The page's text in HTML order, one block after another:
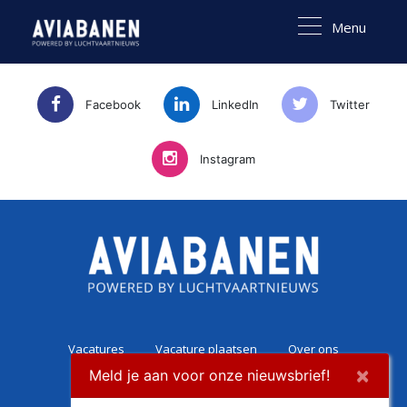
Menu
Facebook LinkedIn Twitter
Instagram
Vacatures Vacature plaatsen
Over ons
Career Experience
Contact
Meld je aan voor onze nieuwsbrief! ×